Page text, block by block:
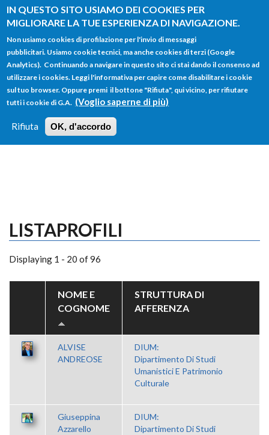
IN QUESTO SITO USIAMO DEI COOKIES PER
MIGLIORARE LA TUE ESPERIENZA DI NAVIGAZIONE.
Non usiamo cookies di profilazione per l'invio di messaggi
pubblicitari. Usiamo cookie tecnici, ma anche cookies di terzi (Google
Analytics). Continuando a navigare in questo sito ci stai dando il consenso ad
utilizzare i cookies. Leggi l'informativa per capire come disabilitare i cookie
sul tuo browser. Oppure premi il bottone "Rifiuta", qui vicino, per rifiutare
tutti i cookie di G.A. (Voglio saperne di più)
Rifiuta OK, d'accordo
Salta al contenuto principale
FORM
DI
RICERCA
Main menu
HOME TUTTI I PROFILI
LOGIN
LISTAPROFILI
Displaying 1 - 20 of 96
NOME E
COGNOME
STRUTTURA DI
AFFERENZA
ALVISE
ANDREOSE
DIUM:
Dipartimento Di Studi
Umanistici E Patrimonio
Culturale
Giuseppina
Azzarello
DIUM:
Dipartimento Di Studi